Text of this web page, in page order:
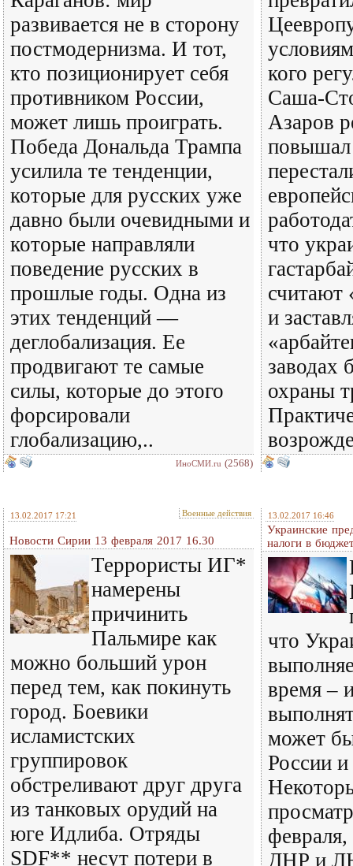
развивается не в сторону
постмодернизма. И тот,
кто позиционирует себя
противником России,
может лишь проиграть.
Победа Дональда Трампа
усилила те тенденции,
которые для русских уже
давно были очевидными и
которые направляли
поведение русских в
прошлые годы. Одна из
этих тенденций —
деглобализация. Ее
продвигают те самые
силы, которые до этого
форсировали
глобализацию,..
ИноСМИ.ru (2568)
кого
Саша-
Азаров
повышал
что
считают
и
заводах
охраны
13.02.2017 17:21 Военные действия
Новости Сирии 13 февраля 2017 16.30
Террористы ИГ*
намерены
причинить
Пальмире как
можно больший урон
перед тем, как покинуть
город. Боевики
исламистских
группировок
обстреливают друг друга
из танковых орудий на
юге Идлиба. Отряды
SDF** несут потери в
13.02.2017 16:46
Украинские
налоги в
что
время –
может
России
ДНР и